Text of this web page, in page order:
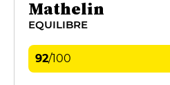
Mathelin
EQUILIBRE
92/100